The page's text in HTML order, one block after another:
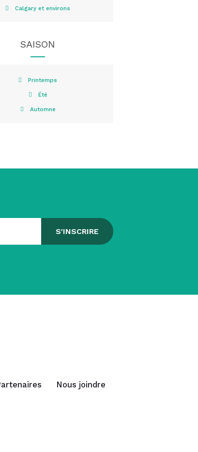
Calgary et environs
SAISON
Printemps
Été
Automne
Nous joindre